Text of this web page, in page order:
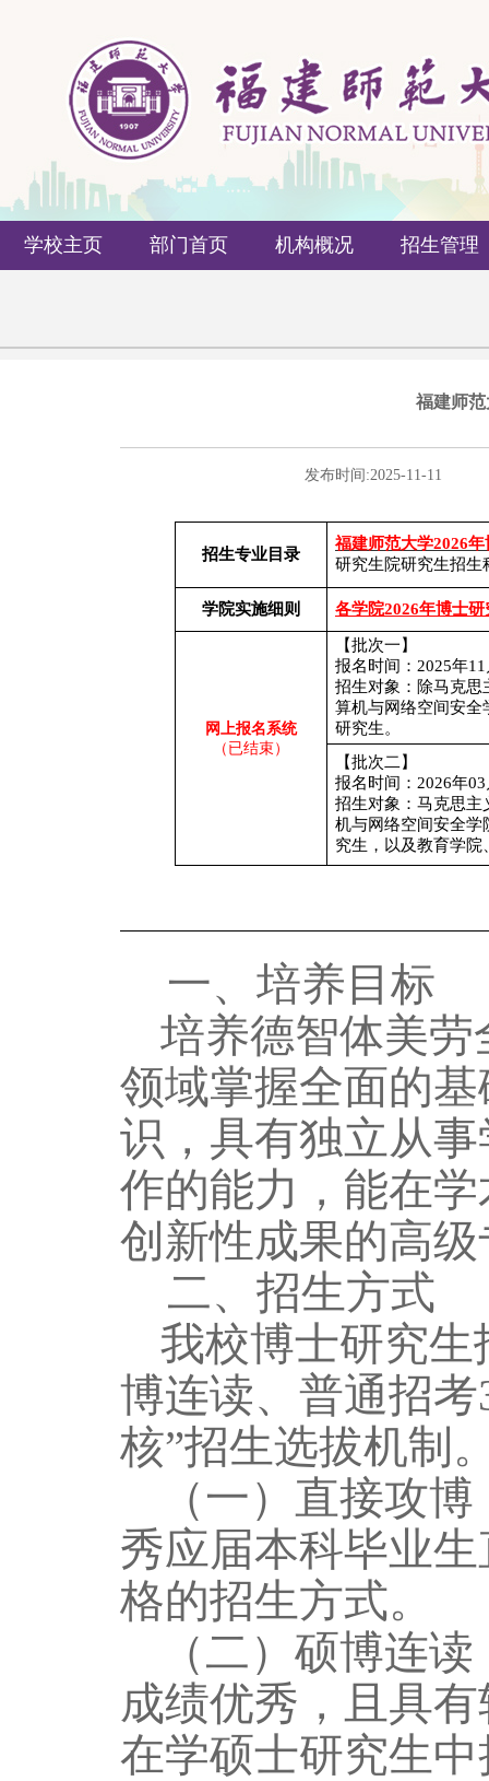
学校主页 部门首页 机构概况 招生管理
福建师
发布时间:2025-11-11
招生专业目录
福建师范大学2026
研究生院研究生招生
学院实施细则 各学院2026年博士
网上报名系统
（已结束）
【批次一】
报名时间： 2025年
招生对象：除马克思
算机与网络空间安全
研究生。
【批次二】
报名时间： 2026年
招生对象：马克思主
机与网络空间安全学
究生，以及教育学
一、 培养目标
培养德智体美
领域掌握全面的
识，具有独立从
作的能力， 能在
创新性成果的高
二、 招生方式
我校博士研究
博连读、普通招考
核”招生选拔机制
（一）直接攻
秀应届本科毕业
格的招生方式。
（二）硕博连
成绩优秀，且具
在学硕士研究生